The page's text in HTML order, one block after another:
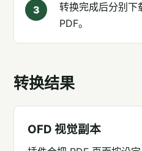
3
转换完成后分别下
PDF。
转换结果
OFD 视觉副本